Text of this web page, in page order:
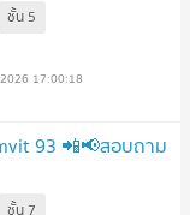
ชั้น 5
17:00:18
93 📲📢สอบถาม
ชั้น 7